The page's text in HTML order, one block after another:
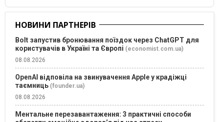
НОВИНИ ПАРТНЕРІВ
Bolt запустив бронювання поїздок через ChatGPT для
користувачів в Україні та Європі (economist.com.ua)
08.08.2026
OpenAI відповіла на звинувачення Apple у крадіжці
таємниць (founder.ua)
08.08.2026
Ментальне перезавантаження: 3 практичні способи